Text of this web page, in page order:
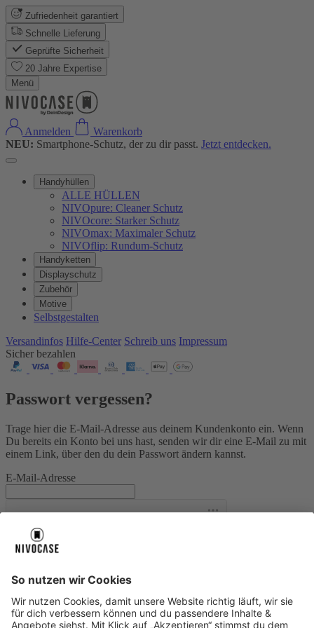
Zufriedenheit garantiert
Schnelle Lieferung
Geprüfte Sicherheit
20 Jahre Expertise
Menü
Anmelden
Warenkorb
NEU: Smartphone-Schutz, der zu dir passt. Jetzt entdecken.
Handyhüllen
ALLE HÜLLEN
NIVOpure: Cleaner Schutz
NIVOcore: Starker Schutz
NIVOmax: Maximaler Schutz
NIVOflip: Rundum-Schutz
Handyketten
Displayschutz
Zubehör
Motive
Selbstgestalten
Versandinfos Hilfe-Center Schreib uns Impressum
Sicher bezahlen
Passwort vergessen?
Trage hier die E-Mail-Adresse aus deinem Kundenkonto ein. Wenn
Du bereits ein Konto bei uns hast, senden wir dir eine E-Mail zu mit
einem Link, über den du dein Passwort ändern kannst.
E-Mail-Adresse
Über uns Über uns